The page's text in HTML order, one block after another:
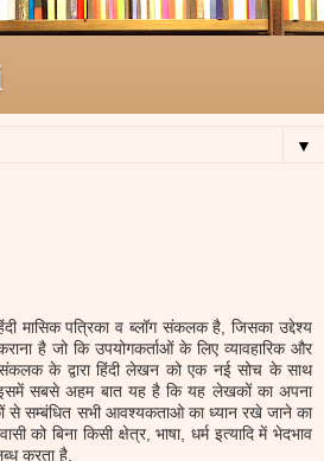
▼
मासिक पत्रिका व ब्लॉग संकलक है, जिसका उद्देश्य
है जो कि उपयोगकर्ताओं के लिए व्यावहारिक और
के द्वारा हिंदी लेखन को एक नई सोच के साथ
इसमें सबसे अहम बात यह है कि यह लेखकों का अपना
से सम्बंधित सभी आवश्यकताओ का ध्यान रखे जाने का
को बिना किसी क्षेत्र, भाषा, धर्म इत्यादि में भेदभाव
करता है.